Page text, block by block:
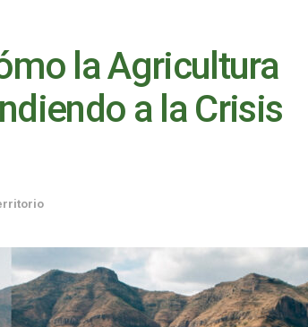
la Agricultura
a la Crisis